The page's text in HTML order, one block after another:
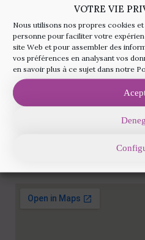
VOTRE VIE
Nous utilisons nos propres cookies
personne pour faciliter votre
site Web et pour assembler des
vos préférences en analysant vos
en savoir plus à ce sujet dans notre
Visitez-nous